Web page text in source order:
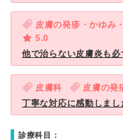
皮膚の発疹・かゆみ
5.0
他で治らない皮膚炎も必
皮膚科 皮膚の発
丁寧な対応に感動しまし
診療科目：